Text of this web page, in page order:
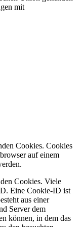
mit
Cookies. Cookies
auf einem
Cookies. Viele
Eine Cookie-ID ist
aus einer
Server dem
können, in dem das